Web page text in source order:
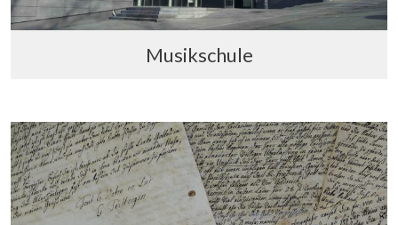
Musikschule